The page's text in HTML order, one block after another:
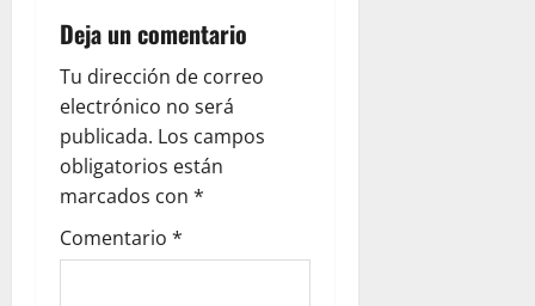
a
v
i
g
a
Deja un comentario
Tu dirección de correo
electrónico no será
publicada. Los campos
obligatorios están
marcados con *
Comentario *